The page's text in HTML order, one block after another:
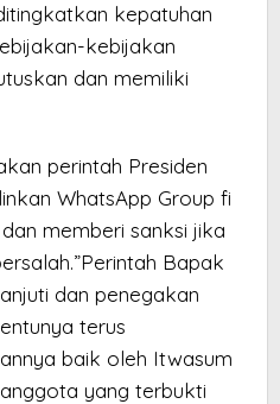
kepatuhan
kebijakan
dan memiliki
perintah Presiden
WhatsApp Group fi
memberi sanksi jika
Bapak
dan penegakan
terus
baik oleh Itwasum
yang terbukti